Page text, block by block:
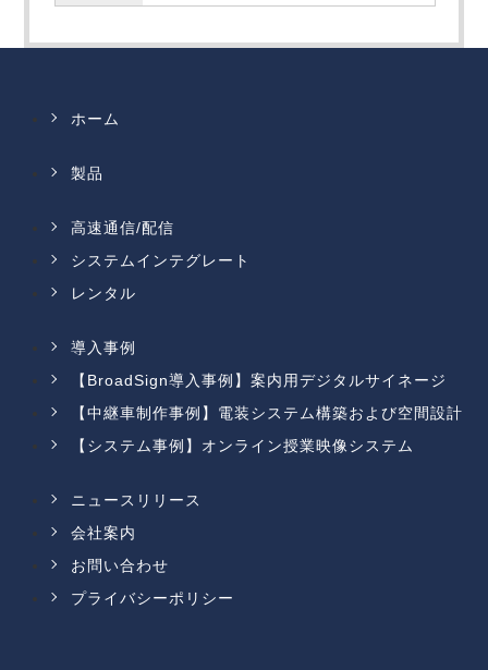
ホーム
製品
高速通信/配信
システムインテグレート
レンタル
導入事例
【BroadSign導入事例】案内用デジタルサイネージ
【中継車制作事例】電装システム構築および空間設計
【システム事例】オンライン授業映像システム
ニュースリリース
会社案内
お問い合わせ
プライバシーポリシー